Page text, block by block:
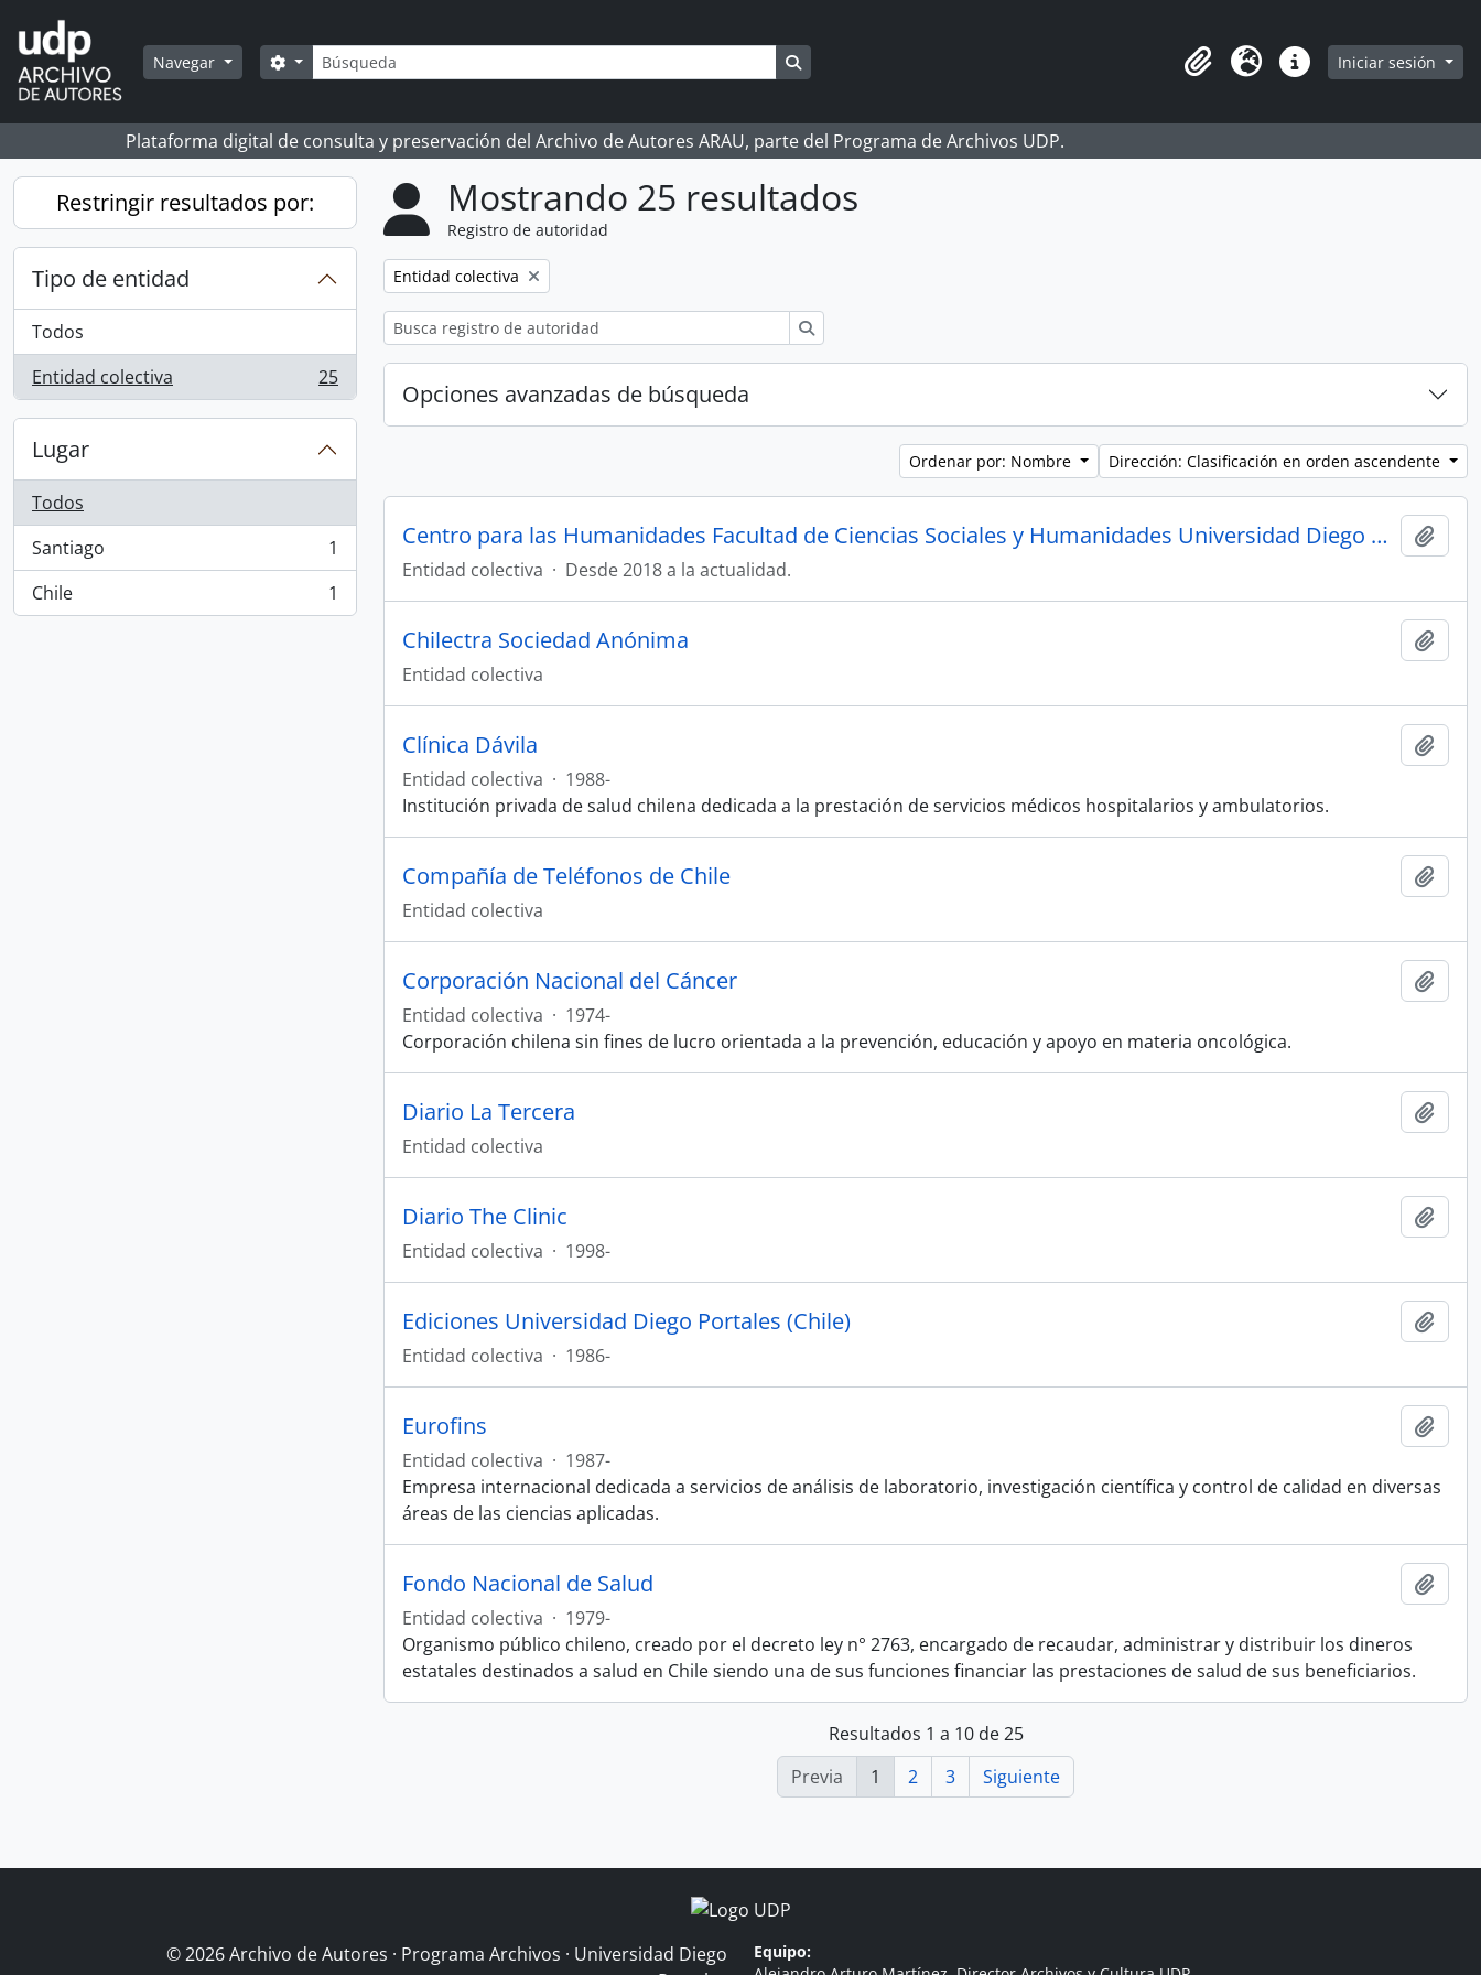
Skip to main content
Navegar Búsqueda
Search options
Portapapeles
Idioma Enlaces rápidos
Iniciar sesión
Plataforma digital de consulta y preservación del Archivo de Autores ARAU, parte del Programa de Archivos UDP.
Restringir resultados por:
Tipo de entidad
Todos
Entidad colectiva
, 25 resultados 25
Lugar
Todos
Santiago
, 1 resultados
1
Chile
, 1 resultados 1
Mostrando 25 resultados
Registro de autoridad
Remove filter:
Entidad colectiva
Opciones avanzadas de búsqueda
Ordenar por: Nombre Dirección: Clasificación en orden ascendente
Centro para las Humanidades Facultad de Ciencias Sociales y Humanidades Universidad Diego Portales
Entidad colectiva · Desde 2018 a la actualidad.
Chilectra Sociedad Anónima
Entidad colectiva
Clínica Dávila
Entidad colectiva · 1988-
Institución privada de salud chilena dedicada a la prestación de servicios médicos hospitalarios y ambulatorios.
Compañía de Teléfonos de Chile
Entidad colectiva
Corporación Nacional del Cáncer
Entidad colectiva · 1974-
Corporación chilena sin fines de lucro orientada a la prevención, educación y apoyo en materia oncológica.
Diario La Tercera
Entidad colectiva
Diario The Clinic
Entidad colectiva · 1998-
Ediciones Universidad Diego Portales (Chile)
Entidad colectiva · 1986-
Eurofins
Entidad colectiva · 1987-
Empresa internacional dedicada a servicios de análisis de laboratorio, investigación científica y control de calidad en diversas
áreas de las ciencias aplicadas.
Fondo Nacional de Salud
Entidad colectiva · 1979-
Organismo público chileno, creado por el decreto ley n° 2763,​ encargado de recaudar, administrar y distribuir los dineros
estatales destinados a salud en Chile siendo una de sus funciones financiar las prestaciones de salud de sus beneficiarios.
Resultados 1 a 10 de 25
Previa
1 2 3 Siguiente
© 2026 Archivo de Autores · Programa Archivos · Universidad Diego
Equipo: